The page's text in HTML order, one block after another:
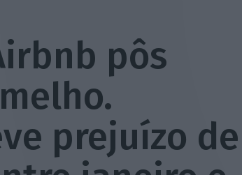
pôs
prejuízo de